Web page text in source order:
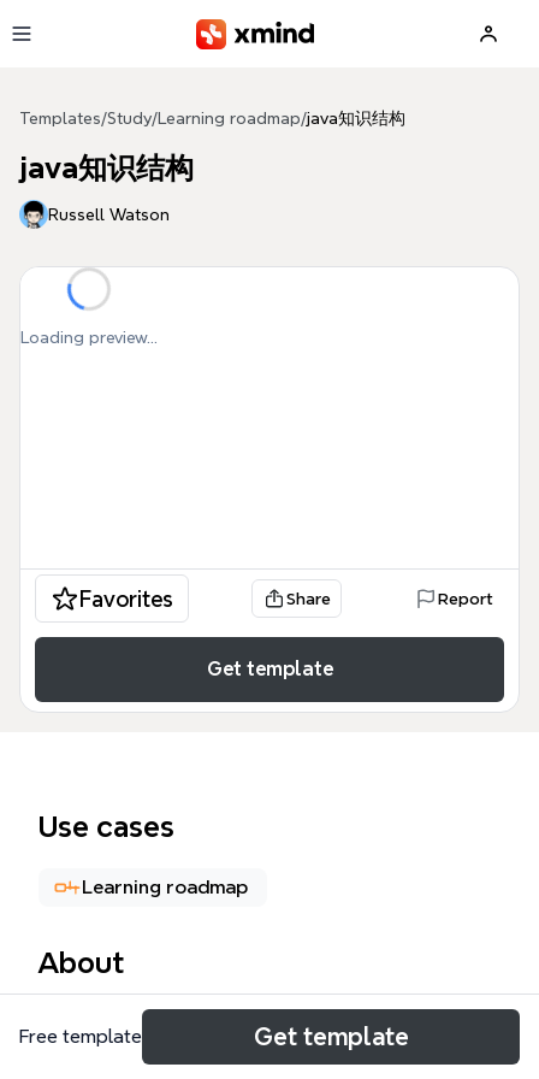
Templates/Study/ Learning roadmap/java知识结构
java知识结构
Russell Watson
Loading preview...
Favorites Share Report
Get template
Use cases
Learning roadmap
About
Java知识结构思维导图模板涵盖了Java开发者所需的11
大核心知识领域，总计177个节点。从基础语法、面向
Free template Get template